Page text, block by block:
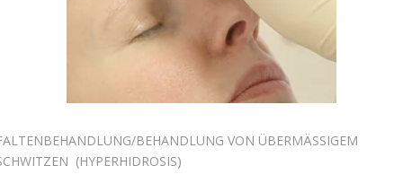
BEHANDLUNG VON ÜBERMÄSSIGEM
(HYPERHIDROSIS)